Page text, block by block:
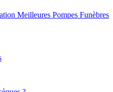
Meilleures Pompes Funèbres